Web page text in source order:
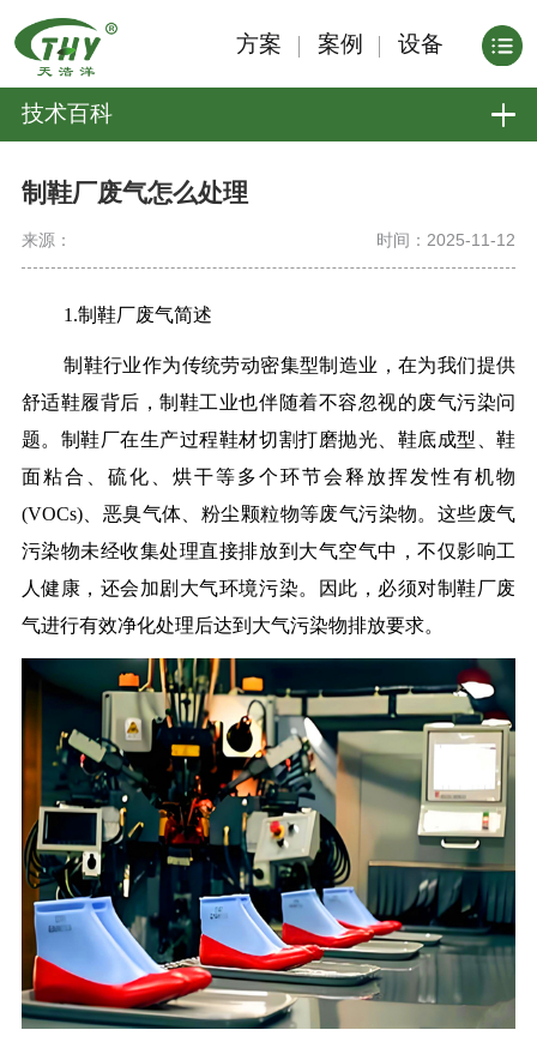
方案 案例 设备
技术百科
制鞋厂废气怎么处理
来源： 时间：2025-11-12
1.制鞋厂废气简述
制鞋行业作为传统劳动密集型制造业，在为我们提供
舒适鞋履背后，制鞋工业也伴随着不容忽视的废气污染问
题。制鞋厂在生产过程鞋材切割打磨抛光、鞋底成型、鞋
面粘合、硫化、烘干等多个环节会释放挥发性有机物
(VOCs)、恶臭气体、粉尘颗粒物等废气污染物。这些废气
污染物未经收集处理直接排放到大气空气中，不仅影响工
人健康，还会加剧大气环境污染。因此，必须对制鞋厂废
气进行有效净化处理后达到大气污染物排放要求。